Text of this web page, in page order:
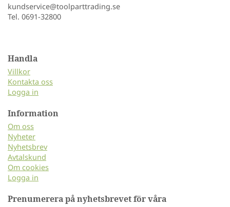
kundservice@toolparttrading.se
Tel. 0691-32800
Handla
Villkor
Kontakta oss
Logga in
Information
Om oss
Nyheter
Nyhetsbrev
Avtalskund
Om cookies
Logga in
Prenumerera på nyhetsbrevet för våra